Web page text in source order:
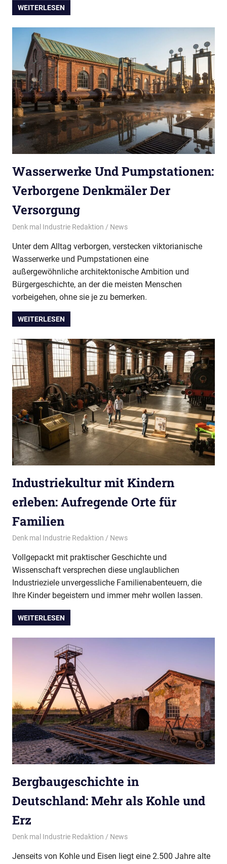
WEITERLESEN
Wasserwerke Und Pumpstationen:
Verborgene Denkmäler Der
Versorgung
23/07/2026
Denk mal Industrie Redaktion News
Unter dem Alltag verborgen, verstecken viktorianische
Wasserwerke und Pumpstationen eine
außergewöhnliche architektonische Ambition und
Bürgergeschichte, an der die meisten Menschen
vorbeigehen, ohne sie je zu bemerken.
WEITERLESEN
Industriekultur mit Kindern
erleben: Aufregende Orte für
Familien
16/07/2026
Denk mal Industrie Redaktion News
Vollgepackt mit praktischer Geschichte und
Wissenschaft versprechen diese unglaublichen
Industrieziele unvergessliche Familienabenteuern, die
Ihre Kinder begeistern und immer mehr wollen lassen.
WEITERLESEN
Bergbaugeschichte in
Deutschland: Mehr als Kohle und
Erz
09/07/2026
Denk mal Industrie Redaktion News
Jenseits von Kohle und Eisen liegt eine 2.500 Jahre alte